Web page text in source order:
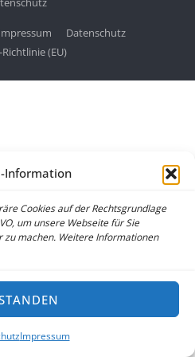
Information
Cookies auf der Rechtsgrundlage
um unsere Webseite für Sie
zu machen. Weitere Informationen
Impressum
Datenschutz
(EU)